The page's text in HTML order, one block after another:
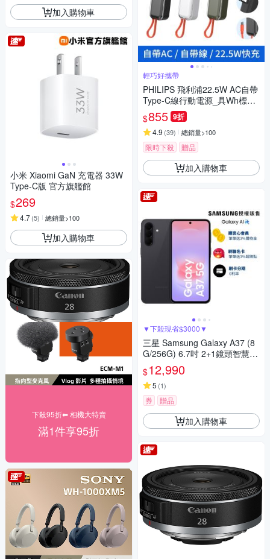
加入購物車
小米 Xiaomi GaN 充電器 33W
Type-C版 官方旗艦館
$269
4.7(5) 總銷量>100
加入購物車
下殺95折⬅︎ 相機大特賣
滿1件享95折
輕巧好攜帶
PHILIPS 飛利浦22.5W AC自帶
Type-C線行動電源_具Wh標示
DLP5201C
$855 9折
4.9 (39) 總銷量>100
限時下殺 贈品
加入購物車
▼下殺現省$3000▼
三星 Samsung Galaxy A37 (8
G/256G) 6.7吋 2+1鏡頭智慧手
機
$12,990
5 (1)
券 贈品
加入購物車